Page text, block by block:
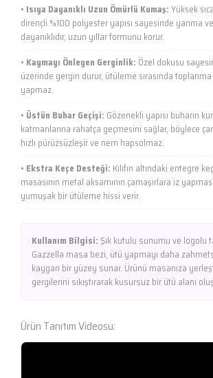
• Isıya Dayanıklı Uzun Ömürlü Kumaş:Yüksek
dirençli %100 polyester yapısı sayesinde yanma
dayanıklıdır, uzun yıllar formunu korur.
• Kaymayı Önleyen Gerginlik: Özel dokusu
üzerinde gergin durur, ütüleme sırasında
yapmaz.
• Üstün Buhar Geçişi: Gözenekli yapısı buharın
katmanlarına rahatça geçmesini sağlar, böylece
hızlı pürüzsüzleşir ve nem hapsolmaz.
• Ekstra Keçe Desteği: Kılıfın altındaki entegre
masasının metal aksamının çamaşırlara iz
yumuşak bir ütüleme hissi verir.
Kullanım Bilgisi:Şık kutulu sunumu ve logolu
Gazzella masa bezi, ütü yapmayı daha
kaygan bir yüzey sunar. Ürünü masanıza
gergilerini sıkıştırarak kusursuz bir ütü alanı
Ürün Tanıtım Videosu: